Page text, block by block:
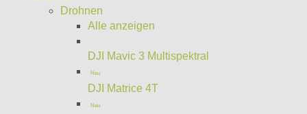
Drohnen
Alle anzeigen
DJI Mavic 3 Multispektral
Neu
DJI Matrice 4T
Neu